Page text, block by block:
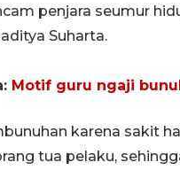
penjara seumur
Suharta.
Motif guru ngaji
karena sakit
tua pelaku,